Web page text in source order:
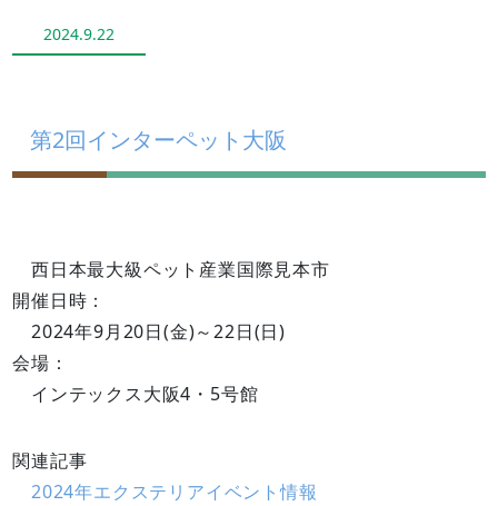
2024.9.22
第2回インターペット大阪
西日本最大級ペット産業国際見本市
開催日時：
2024年9月20日(金)～22日(日)
会場：
インテックス大阪4・5号館
関連記事
2024年エクステリアイベント情報